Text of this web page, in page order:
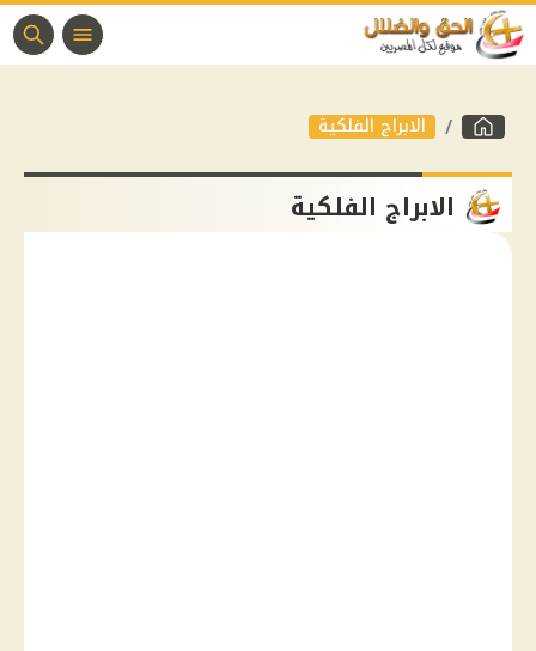
الابراج الفلكية
الابراج الفلكية